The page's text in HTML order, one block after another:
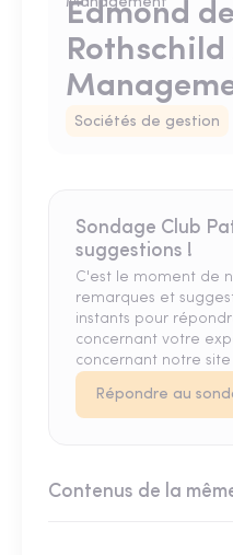
Edmond de
Rothschild
Sociétés de gestion
Sondage Club
suggestions !
C'est le moment de
remarques et
instants pour
concernant votre
concernant notre
Répondre au
Contenus de la